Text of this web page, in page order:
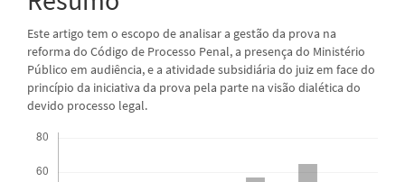
principal
Este artigo tem o escopo de analisar a gestão da prova na
reforma do Código de Processo Penal, a presença do Ministério
Público em audiência, e a atividade subsidiária do juiz em face do
princípio da iniciativa da prova pela parte na visão dialética do
devido processo legal.